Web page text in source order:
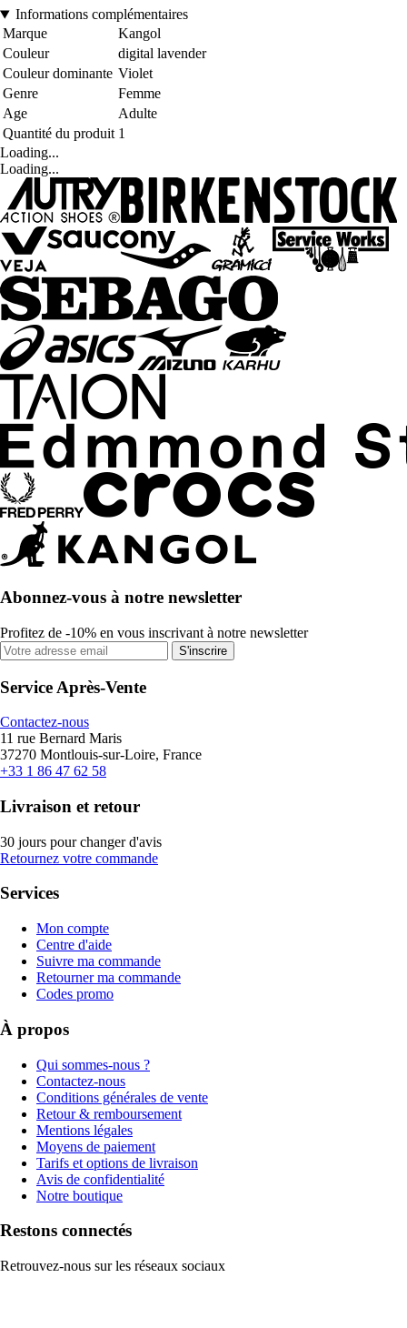
Informations complémentaires
Marque
Kangol
Couleur
digital lavender
Couleur dominante Violet
Genre
Femme
Age
Adulte
Quantité du produit 1
Loading...
Loading...
Abonnez-vous à notre newsletter
Profitez de -10% en vous inscrivant à notre newsletter
S'inscrire
Service Après-Vente
Contactez-nous
11 rue Bernard Maris
37270 Montlouis-sur-Loire, France
+33 1 86 47 62 58
Livraison et retour
30 jours pour changer d'avis
Retournez votre commande
Services
Mon compte
Centre d'aide
Suivre ma commande
Retourner ma commande
Codes promo
À propos
Qui sommes-nous ?
Contactez-nous
Conditions générales de vente
Retour & remboursement
Mentions légales
Moyens de paiement
Tarifs et options de livraison
Avis de confidentialité
Notre boutique
Restons connectés
Retrouvez-nous sur les réseaux sociaux